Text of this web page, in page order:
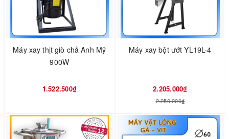
Máy xay thịt giò chả Anh Mỹ
900W
1.522.500₫
Máy xay bột ướt YL19L-4
2.205.000₫
2.250.000₫